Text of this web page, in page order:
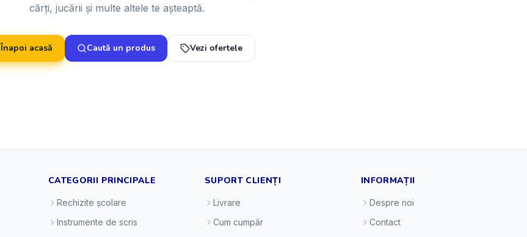
cărți, jucării și multe altele te așteaptă.
Înapoi acasă Caută un produs Vezi ofertele
CATEGORII PRINCIPALE
Rechizite școlare
Instrumente de scris
SUPORT CLIENȚI
Livrare
Cum cumpăr
INFORMAȚII
Despre noi
Contact